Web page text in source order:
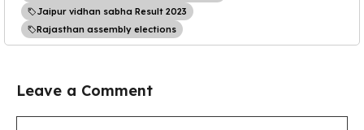
Jaipur vidhan sabha Result 2023
Rajasthan assembly elections
Leave a Comment